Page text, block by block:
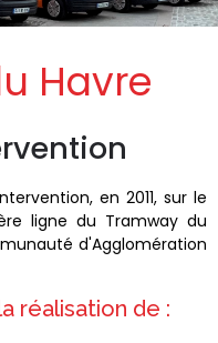
Havre
en 2011, sur le
ligne du Tramway du
d'Agglomération
réalisation de :